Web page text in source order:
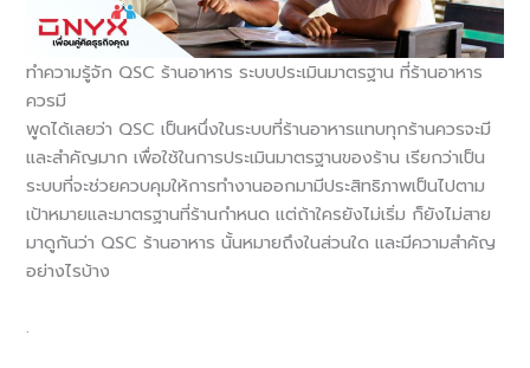
ทำความรู้จัก QSC ร้านอาหาร ระบบประเมินมาตรฐาน ที่ร้านอาหาร
ควรมี
พูดได้เลยว่า QSC เป็นหนึ่งในระบบที่ร้านอาหารแทบทุกร้านควรจะมี
และสำคัญมาก เพื่อใช้ในการประเมินมาตรฐานของร้าน เรียกว่าเป็น
ระบบที่จะช่วยควบคุมให้การทำงานออกมามีประสิทธิภาพเป็นไปตาม
เป้าหมายและมาตรฐานที่ร้านกำหนด แต่ถ้าใครยังไม่เริ่ม ก็ยังไม่สาย
มาดูกันว่า QSC ร้านอาหาร นั้นหมายถึงในส่วนใด และมีความสำคัญ
อย่างไรบ้าง
.